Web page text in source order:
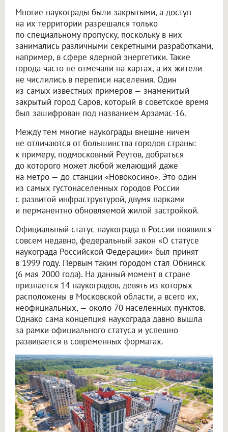
Многие наукограды были закрытыми, а доступ
на их территории разрешался только
по специальному пропуску, поскольку в них
занимались различными секретными разработками,
например, в сфере ядерной энергетики. Такие
города часто не отмечали на картах, а их жители
не числились в переписи населения. Один
из самых известных примеров — знаменитый
закрытый город Саров, который в советское время
был зашифрован под названием Арзамас-16.
Между тем многие наукограды внешне ничем
не отличаются от большинства городов страны:
к примеру, подмосковный Реутов, добраться
до которого может любой желающий даже
на метро — до станции «Новокосино». Это один
из самых густонаселенных городов России
с развитой инфраструктурой, двумя парками
и перманентно обновляемой жилой застройкой.
Официальный статус наукограда в России появился
совсем недавно, федеральный закон «О статусе
наукограда Российской Федерации» был принят
в 1999 году. Первым таким городом стал Обнинск
(6 мая 2000 года). На данный момент в стране
признается 14 наукоградов, девять из которых
расположены в Московской области, а всего их,
неофициальных, — около 70 населенных пунктов.
Однако сама концепция наукограда давно вышла
за рамки официального статуса и успешно
развивается в современных форматах.